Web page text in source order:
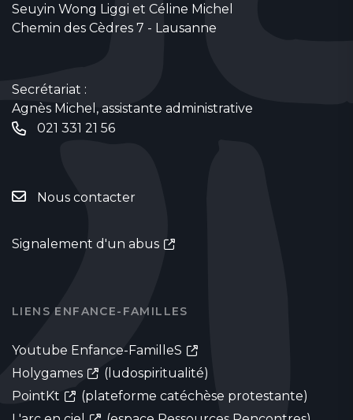
Seuyin Wong Liggi et Céline Michel
Chemin des Cèdres 7 - Lausanne
Secrétariat :
Agnès Michel, assistante administrative
021 331 21 56
Nous contacter
Signalement d'un abus
LIENS ENFANCE-FAMILLES
Youtube Enfance-FamilleS
Holygames
(ludospiritualité)
PointKt
(plateforme catéchèse protestante)